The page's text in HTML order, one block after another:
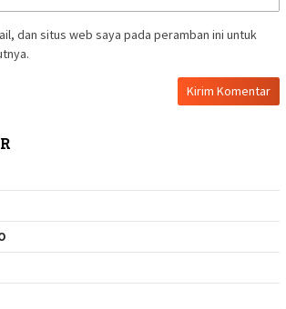
dan situs web saya pada peramban ini untuk